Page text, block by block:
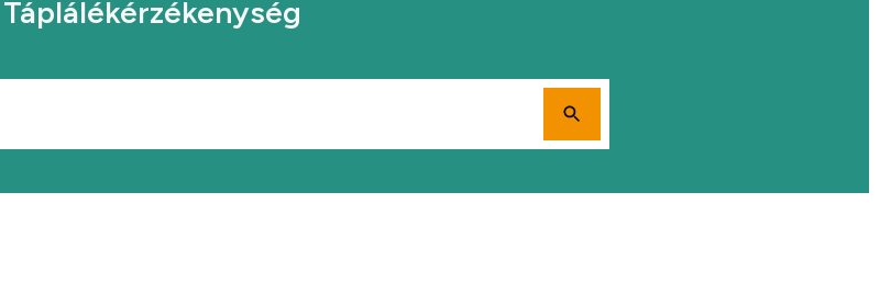
Táplálékérzékenység